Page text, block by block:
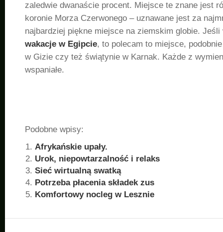
zaledwie dwanaście procent. Miejsce te znane jest
koronie Morza Czerwonego – uznawane jest za
najbardziej piękne miejsce na ziemskim globie.
wakacje w Egipcie, to polecam to miejsce,
w Gizie czy też świątynie w Karnak. Każde z
wspaniałe.
Podobne wpisy:
Afrykańskie upały.
Urok, niepowtarzalność i relaks
Sieć wirtualną swatką
Potrzeba płacenia składek zus
Komfortowy nocleg w Lesznie